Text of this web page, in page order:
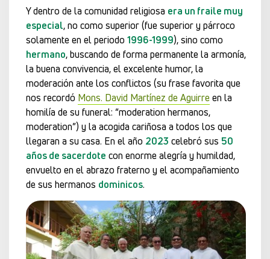
Y dentro de la comunidad religiosa era un fraile muy
especial, no como superior (fue superior y párroco
solamente en el periodo 1996-1999), sino como
hermano, buscando de forma permanente la armonía,
la buena convivencia, el excelente humor, la
moderación ante los conflictos (su frase favorita que
nos recordó Mons. David Martínez de Aguirreen la
homilía de su funeral: “moderation hermanos,
moderation”) y la acogida cariñosa a todos los que
llegaran a su casa. En el año 2023 celebró sus 50
años de sacerdote con enorme alegría y humildad,
envuelto en el abrazo fraterno y el acompañamiento
de sus hermanos dominicos.